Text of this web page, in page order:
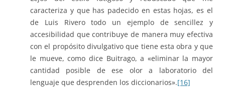
caracteriza y que has padecido en estas hojas, es el
de Luis Rivero todo un ejemplo de sencillez y
accesibilidad que contribuye de manera muy efectiva
con el propósito divulgativo que tiene esta obra y que
le mueve, como dice Buitrago, a «eliminar la mayor
cantidad posible de ese olor a laboratorio del
lenguaje que desprenden los diccionarios».[16]